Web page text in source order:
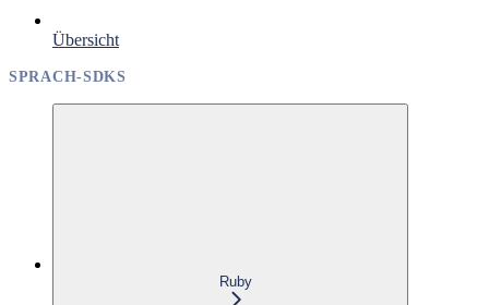
Übersicht
SPRACH-SDKS
Ruby